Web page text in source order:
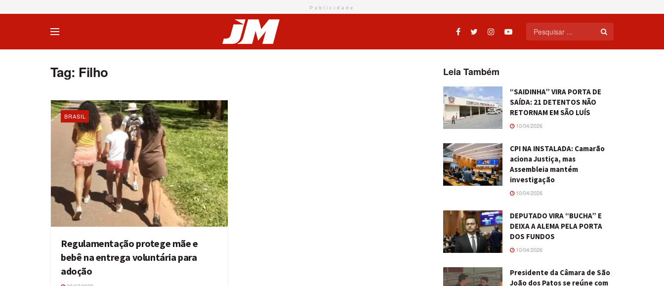
Publicidade
Tag: Filho
BRASIL
Regulamentação protege mãe e
bebê na entrega voluntária para
adoção
Leia Também
“SAIDINHA” VIRA PORTA DE
SAÍDA: 21 DETENTOS NÃO
RETORNAM EM SÃO LUÍS
10/04/2026
CPI NA INSTALADA: Camarão
aciona Justiça, mas
Assembleia mantém
investigação
10/04/2026
DEPUTADO VIRA “BUCHA” E
DEIXA A ALEMA PELA PORTA
DOS FUNDOS
10/04/2026
Presidente da Câmara de São
João dos Patos se reúne com